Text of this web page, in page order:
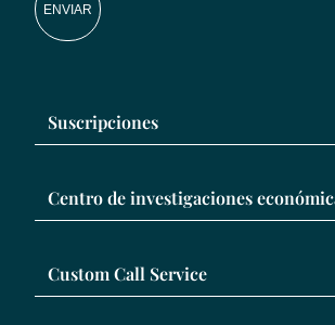
ENVIAR
Suscripciones
Centro de investigaciones
Custom Call Service